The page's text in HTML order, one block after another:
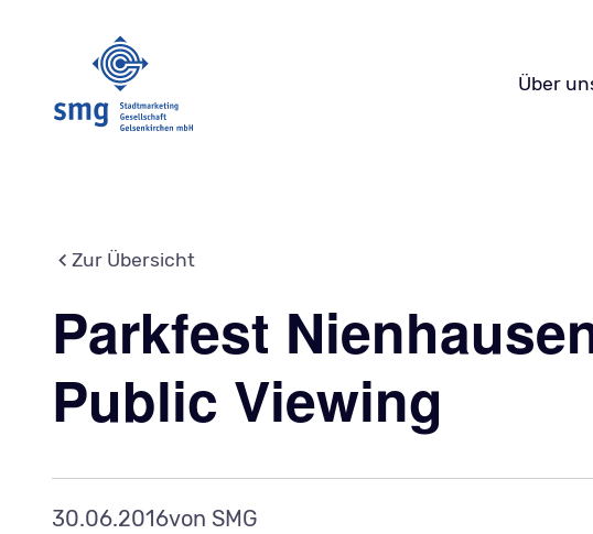
Über
Parkfest
Public Viewing
30.06.2016von SMG
Zur Übersicht